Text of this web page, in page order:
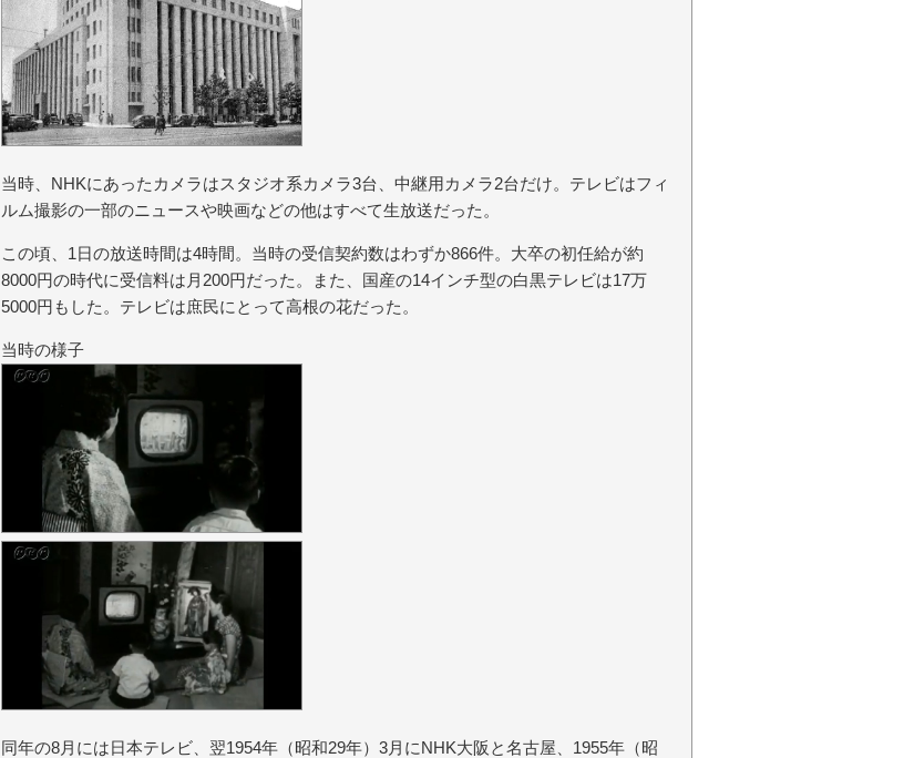
当時、NHKにあったカメラはスタジオ系カメラ3台、中継用カメラ2台だけ。テレビはフィ
ルム撮影の一部のニュースや映画などの他はすべて生放送だった。
この頃、1日の放送時間は4時間。当時の受信契約数はわずか866件。大卒の初任給が約
8000円の時代に受信料は月200円だった。また、国産の14インチ型の白黒テレビは17万
5000円もした。テレビは庶民にとって高根の花だった。
当時の様子
同年の8月には日本テレビ、翌1954年（昭和29年）3月にNHK大阪と名古屋、1955年（昭